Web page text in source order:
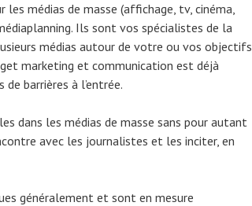
les médias de masse (affichage, tv, cinéma,
Ils sont vos spécialistes de la
médias autour de votre ou vos objectifs
marketing et communication est déjà
barrières à l’entrée.
dans les médias de masse sans pour autant
avec les journalistes et les inciter, en
généralement et sont en mesure